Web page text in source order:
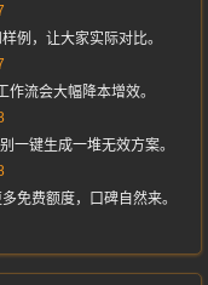
例，让大家实际对比。
流会大幅降本增效。
一键生成一堆无效方案。
免费额度，口碑自然来。